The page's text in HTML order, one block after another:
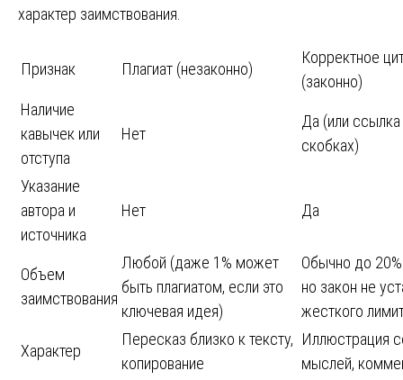
характер заимствования.
Признак Плагиат (незаконно)
Корректное
(законно)
Наличие
кавычек или
отступа
Нет
Да (или
скобках)
Указание
автора и
источника
Нет Да
Объем
заимствования
Любой (даже 1% может
быть плагиатом, если это
ключевая идея)
Обычно до
но закон не
жесткого
Характер
Пересказ близко к тексту,
копирование
Иллюстрация
мыслей,